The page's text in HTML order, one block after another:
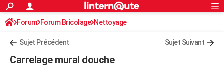
ACTUALITÉS
Politique
Société
Faits Divers
Education
Monde
Villes
+
S'inscrire
Connexion
Forum Forum Bricolage Nettoyage
Sujet Précédent Sujet Suivant
Carrelage mural douche